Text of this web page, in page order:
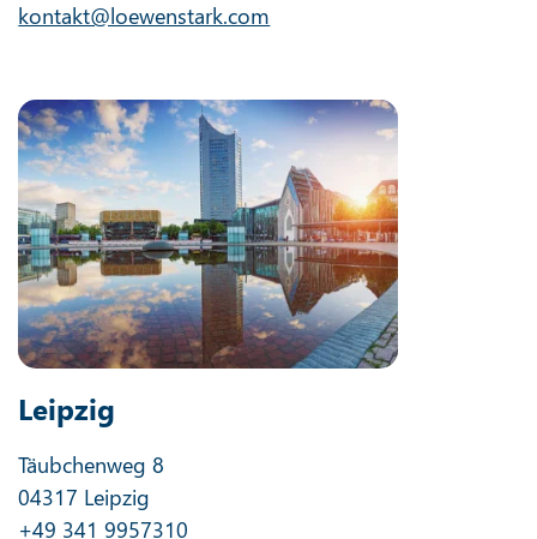
kontakt@loewenstark.com
Leipzig
Täubchenweg 8
04317 Leipzig
+49 341 9957310